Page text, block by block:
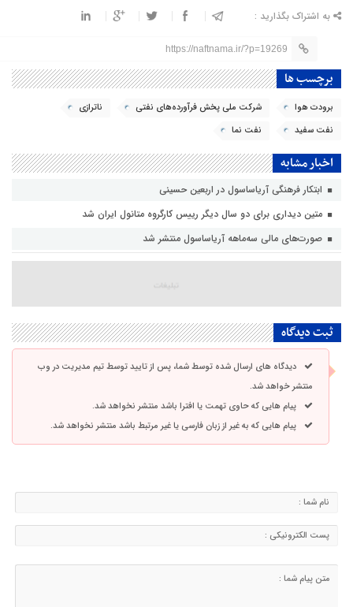
به اشتراک بگذارید :
https://naftnama.ir/?p=19269
برچسب ها
برودت هوا شرکت ملی پخش فرآورده‌های نفتی
ناترازی
نفت سفید
نفت نما
اخبار مشابه
ابتکار فرهنگی آریاساسول در اربعین حسینی
متین دیداری برای دو سال دیگر رییس کارگروه متانول ایران شد
صورت‌های مالی سه‌ماهه آریاساسول منتشر شد
ثبت دیدگاه
دیدگاه های ارسال شده توسط شما، پس از تایید توسط تیم مدیریت در وب
منتشر خواهد شد.
پیام هایی که حاوی تهمت یا افترا باشد منتشر نخواهد شد.
پیام هایی که به غیر از زبان فارسی یا غیر مرتبط باشد منتشر نخواهد شد.